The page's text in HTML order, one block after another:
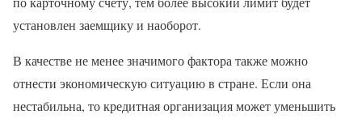
установлен заемщику и наоборот.
В качестве не менее значимого фактора также можно
отнести экономическую ситуацию в стране. Если она
нестабильна, то кредитная организация может уменьшить